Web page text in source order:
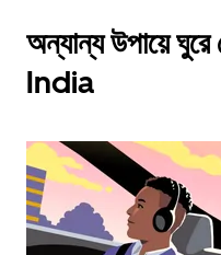
অন্যান্য উপায়ে
India